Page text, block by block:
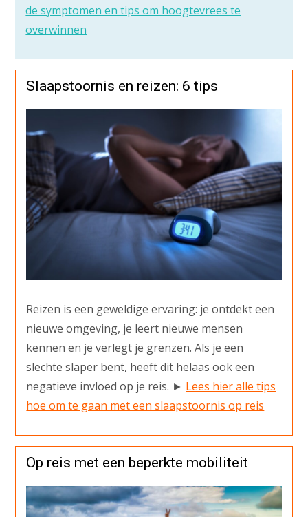
de symptomen en tips om hoogtevrees te
overwinnen
Slaapstoornis en reizen: 6 tips
Reizen is een geweldige ervaring: je ontdekt een
nieuwe omgeving, je leert nieuwe mensen
kennen en je verlegt je grenzen. Als je een
slechte slaper bent, heeft dit helaas ook een
negatieve invloed op je reis. ► Lees hier alle tips
hoe om te gaan met een slaapstoornis op reis
Op reis met een beperkte mobiliteit